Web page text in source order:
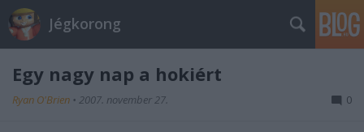
Jégkorong
Egy nagy nap a hokiért
Ryan O'Brien • 2007. november 27. 0